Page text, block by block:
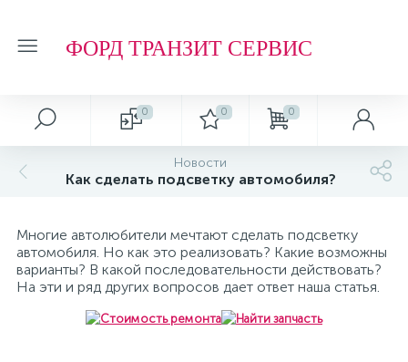
ФОРД ТРАНЗИТ СЕРВИС
0 0 0
Новости
Как сделать подсветку автомобиля?
Многие автолюбители мечтают сделать подсветку
автомобиля. Но как это реализовать? Какие возможны
варианты? В какой последовательности действовать?
На эти и ряд других вопросов дает ответ наша статья.
Автосервис
Ремонт подвески и ходовой части
Ремонт агрегатов
О магазине
Отзывы о компании
Обзоры и советы
Обзоры
Рейтинг
Т.О. ФОРД ТРАНЗИТ
Фильтр МАСЛЯНЫЙ
Фильтр ТОПЛИВНЫЙ